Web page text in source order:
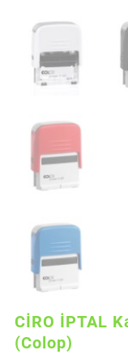
CİRO İPTAL
(Colop)